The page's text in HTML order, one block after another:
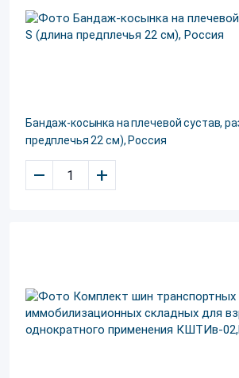
Бандаж-косынка на плечевой сустав,
предплечья 22 см), Россия
– +